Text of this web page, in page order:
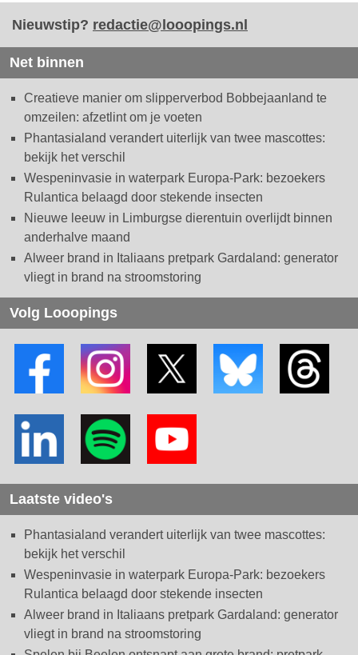
Nieuwstip? redactie@looopings.nl
Net binnen
Creatieve manier om slipperverbod Bobbejaanland te
omzeilen: afzetlint om je voeten
Phantasialand verandert uiterlijk van twee mascottes:
bekijk het verschil
Wespeninvasie in waterpark Europa-Park: bezoekers
Rulantica belaagd door stekende insecten
Nieuwe leeuw in Limburgse dierentuin overlijdt binnen
anderhalve maand
Alweer brand in Italiaans pretpark Gardaland: generator
vliegt in brand na stroomstoring
Volg Looopings
Laatste video's
Phantasialand verandert uiterlijk van twee mascottes:
bekijk het verschil
Wespeninvasie in waterpark Europa-Park: bezoekers
Rulantica belaagd door stekende insecten
Alweer brand in Italiaans pretpark Gardaland: generator
vliegt in brand na stroomstoring